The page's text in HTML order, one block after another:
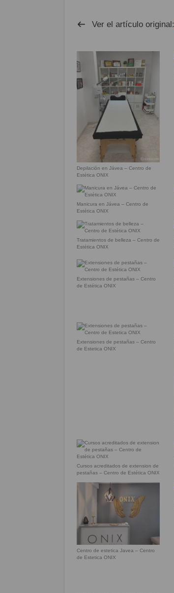
Ver el artículo original:
Depilación en Jávea – Centro de
Estética ONIX
Manicura en Jávea – Centro de
Estética ONIX
Tratamientos de belleza – Centro de
Estética ONIX
Extensiones de pestañas – Centro
de Estética ONIX
Extensiones de pestañas – Centro
de Estetica ONIX
Cursos acreditados de extension de
pestañas – Centro de Estética ONIX
Centro de estetica Javea – Centro
de Estetica ONIX